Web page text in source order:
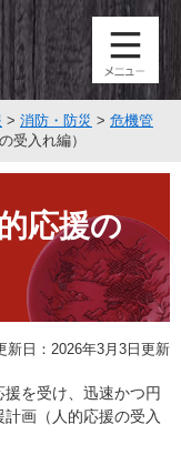
> 消防・防災 > 危機管
受入れ編）
応援の
新日：2026年3月3日更新
を受け、迅速かつ円
画（人的応援の受入